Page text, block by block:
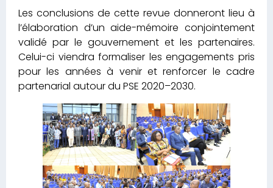
Les conclusions de cette revue donneront lieu à
l’élaboration d’un aide-mémoire conjointement
validé par le gouvernement et les partenaires.
Celui-ci viendra formaliser les engagements pris
pour les années à venir et renforcer le cadre
partenarial autour du PSE 2020–2030.